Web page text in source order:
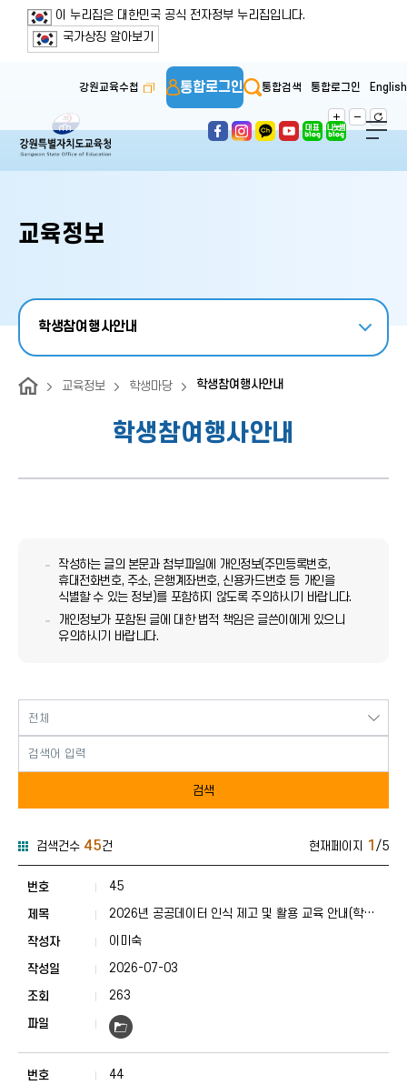
본문 바로가기
주메뉴 바로가기
보조메뉴 바로가기
푸터 바로가기
이 누리집은 대한민국 공식 전자정부 누리집입니다.
국가상징 알아보기
강원교육수첩 통합로그인 통합검색 통합로그인 English
교육정보
학생참여행사안내
교육정보 학생마당 학생참여행사안내
학생참여행사안내
작성하는 글의 본문과 첨부파일에 개인정보(주민등록번호,
휴대전화번호, 주소, 은행계좌번호, 신용카드번호 등 개인을
식별할 수 있는 정보)를 포함하지 않도록 주의하시기 바랍니다.
개인정보가 포함된 글에 대한 법적 책임은 글쓴이에게 있으니
유의하시기 바랍니다.
검색
검색건수 45건 현재페이지 1 /5
45
2026년 공공데이터 인식 제고 및 활용 교육 안내(학생
이미숙
2026-07-03
263
44